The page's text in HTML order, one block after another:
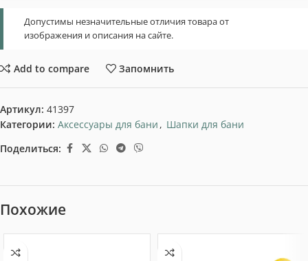
Допустимы незначительные отличия товара от
изображения и описания на сайте.
Add to compare Запомнить
Артикул: 41397
Категории: Аксессуары для бани , Шапки для бани
Поделиться:
Похожие